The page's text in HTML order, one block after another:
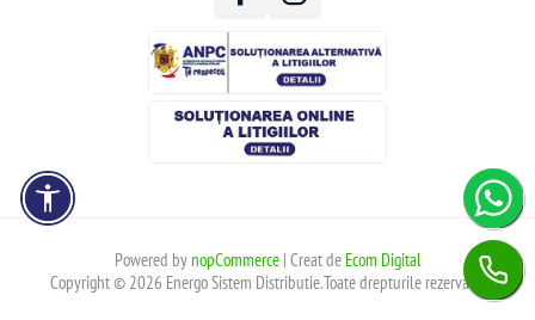
Powered bynopCommerce| Creat de Ecom Digital
Copyright © 2026 Energo Sistem Distributie.Toate drepturile rezervate.